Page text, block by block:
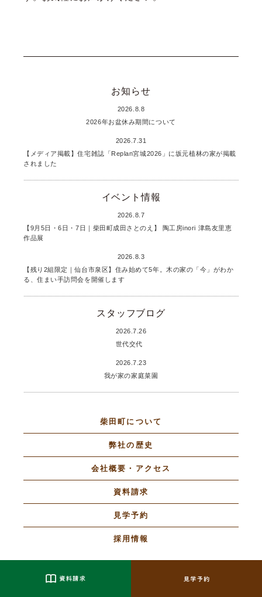
お知らせ
2026.8.8
2026年お盆休み期間について
2026.7.31
【メディア掲載】住宅雑誌「Replan宮城2026」に坂元植林の家が掲載
されました
イベント情報
2026.8.7
【9月5日・6日・7日｜柴田町成田さとのえ】 陶工房inori 津島友里恵
作品展
2026.8.3
【残り2組限定｜仙台市泉区】住み始めて5年。木の家の「今」がわか
る、住まい手訪問会を開催します
スタッフブログ
2026.7.26
世代交代
2026.7.23
我が家の家庭菜園
柴田町について
弊社の歴史
会社概要・アクセス
資料請求
見学予約
採用情報